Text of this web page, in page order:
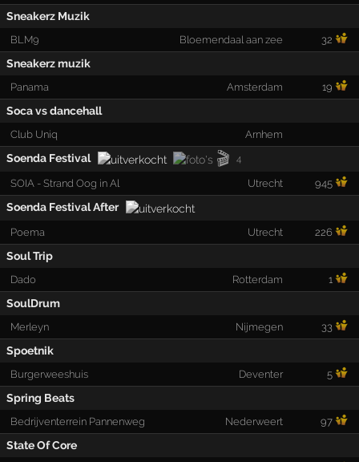
Sneakerz Muzik
BLM9 Bloemendaal aan zee 32
Sneakerz muzik
Panama Amsterdam 19
Soca vs dancehall
Club Uniq Arnhem
Soenda Festival 🎬 4
SOIA - Strand Oog in Al Utrecht 945
Soenda Festival After
Poema Utrecht 226
Soul Trip
Dado Rotterdam 1
SoulDrum
Merleyn Nijmegen 33
Spoetnik
Burgerweeshuis Deventer 5
Spring Beats
Bedrijventerrein Pannenweg Nederweert 97
State Of Core